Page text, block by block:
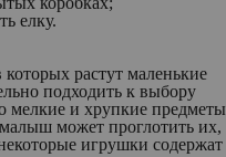
елку.
растут маленькие
подходить к выбору
мелкие и хрупкие предметы
может проглотить их,
игрушки содержат